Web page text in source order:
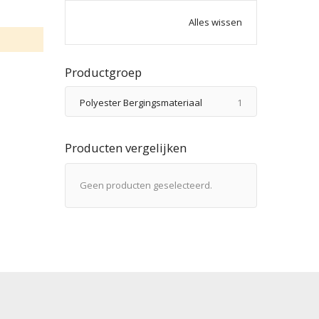
Alles wissen
Productgroep
Polyester Bergingsmateriaal 1
Producten vergelijken
Geen producten geselecteerd.